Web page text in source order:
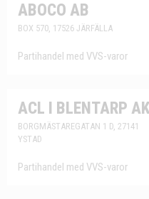
ABOCO AB
BOX 570, 17526 JÄRFÄLLA
Partihandel med VVS-varor
ACL I BLENTARP
BORGMÄSTAREGATAN 1 D, 27141
YSTAD
Partihandel med VVS-varor